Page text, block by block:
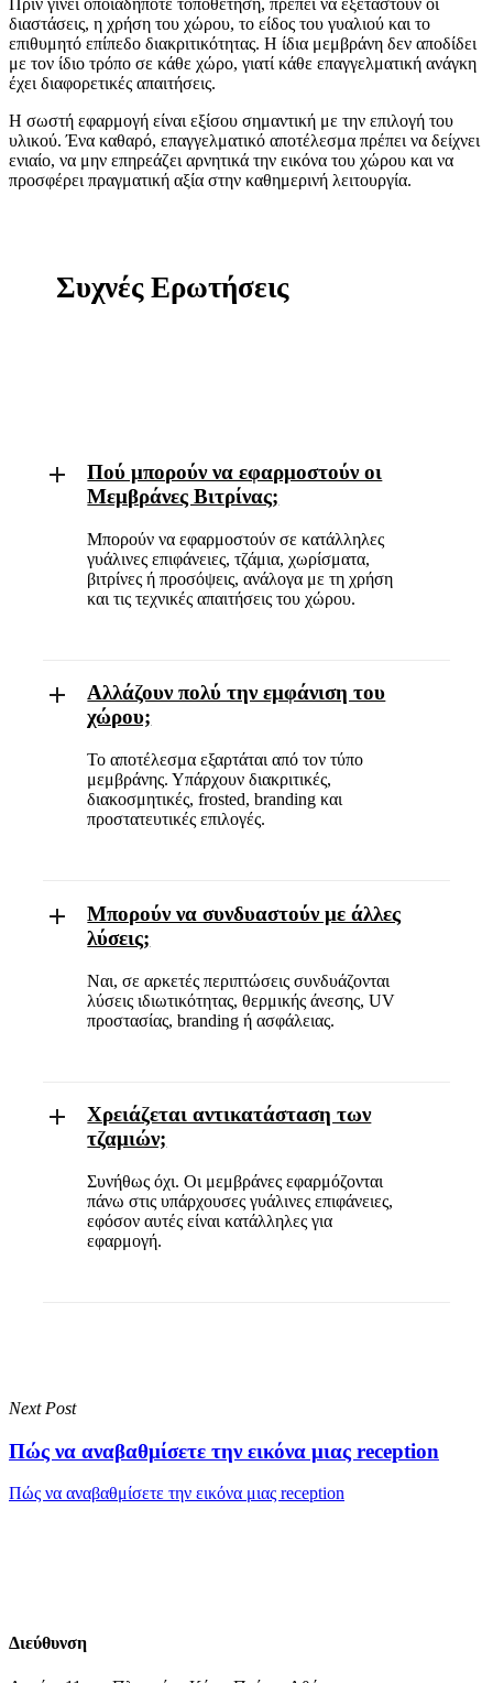
διαστάσεις, η χρήση του χώρου, το είδος του γυαλιού και το
επιθυμητό επίπεδο διακριτικότητας. Η ίδια μεμβράνη δεν αποδίδει
με τον ίδιο τρόπο σε κάθε χώρο, γιατί κάθε επαγγελματική ανάγκη
έχει διαφορετικές απαιτήσεις.
Η σωστή εφαρμογή είναι εξίσου σημαντική με την επιλογή του
υλικού. Ένα καθαρό, επαγγελματικό αποτέλεσμα πρέπει να δείχνει
ενιαίο, να μην επηρεάζει αρνητικά την εικόνα του χώρου και να
προσφέρει πραγματική αξία στην καθημερινή λειτουργία.
Συχνές Ερωτήσεις
Πού μπορούν να εφαρμοστούν οι
Μεμβράνες Βιτρίνας;
Μπορούν να εφαρμοστούν σε κατάλληλες
γυάλινες επιφάνειες, τζάμια, χωρίσματα,
βιτρίνες ή προσόψεις, ανάλογα με τη χρήση
και τις τεχνικές απαιτήσεις του χώρου.
Αλλάζουν πολύ την εμφάνιση του
χώρου;
Το αποτέλεσμα εξαρτάται από τον τύπο
μεμβράνης. Υπάρχουν διακριτικές,
διακοσμητικές, frosted, branding και
προστατευτικές επιλογές.
Μπορούν να συνδυαστούν με άλλες
λύσεις;
Ναι, σε αρκετές περιπτώσεις συνδυάζονται
λύσεις ιδιωτικότητας, θερμικής άνεσης, UV
προστασίας, branding ή ασφάλειας.
Χρειάζεται αντικατάσταση των
τζαμιών;
Συνήθως όχι. Οι μεμβράνες εφαρμόζονται
πάνω στις υπάρχουσες γυάλινες επιφάνειες,
εφόσον αυτές είναι κατάλληλες για
εφαρμογή.
Next Post
Πώς να αναβαθμίσετε την εικόνα μιας reception
Πώς να αναβαθμίσετε την εικόνα μιας reception
Διεύθυνση